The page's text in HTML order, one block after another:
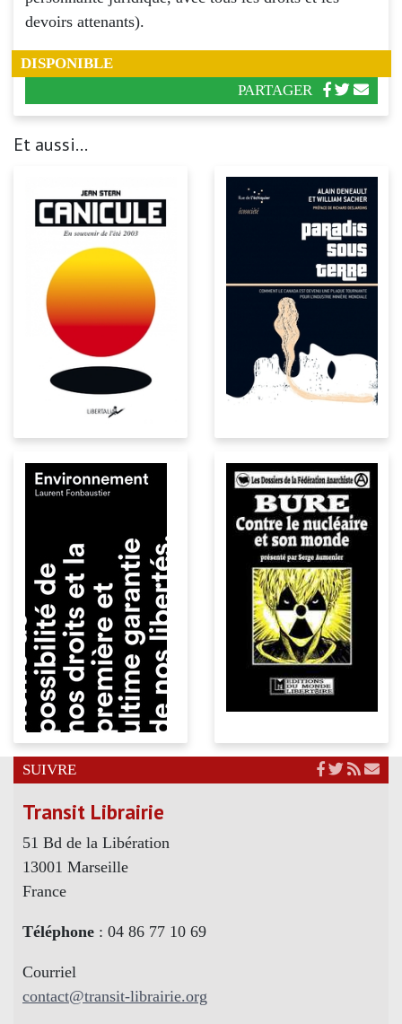
devoirs attenants).
DISPONIBLE
PARTAGER
Et aussi...
SUIVRE
Transit Librairie
51 Bd de la Libération
13001 Marseille
France
Téléphone : 04 86 77 10 69
Courriel
contact@transit-librairie.org